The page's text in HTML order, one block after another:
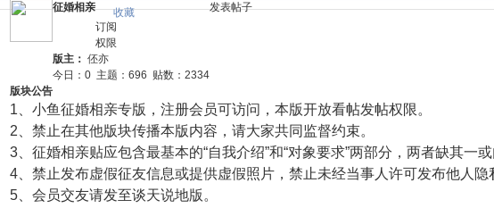
征婚相亲
收藏
订阅
权限
版主： 伾亦
今日： 0 主题： 696 贴数： 2334
发表帖子
版块公告
1、小鱼征婚相亲专版，注册会员可访问，本版开放看帖发帖权限。
2、禁止在其他版块传播本版内容，请大家共同监督约束。
3、征婚相亲贴应包含最基本的“自我介绍”和“对象要求”两部分，两者缺其一
4、禁止发布虚假征友信息或提供虚假照片，禁止未经当事人许可发布他人隐
5、会员交友请发至谈天说地版。